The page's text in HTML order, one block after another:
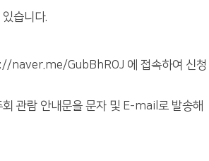
습니다.
naver.me/GubBhROJ 에 접속하여 신청
관람 안내문을 문자 및 E-mail로 발송해